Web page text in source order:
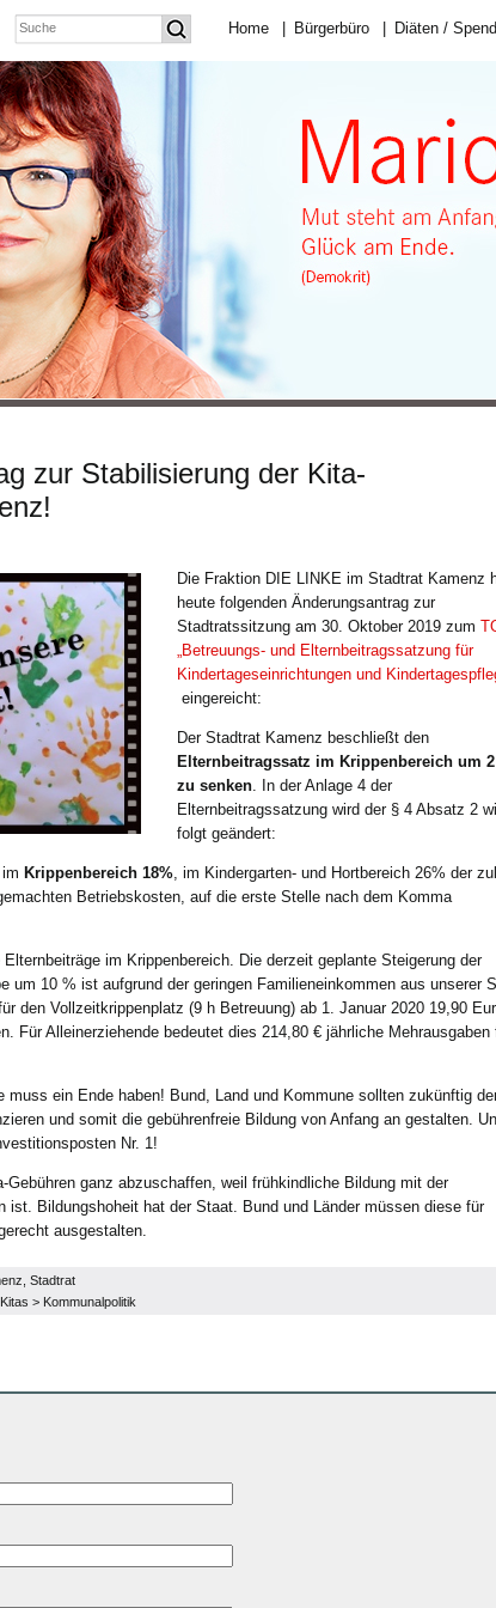
Home Bürgerbüro Diäten /
zur Stabilisierung der Kita-
Die Fraktion DIE LINKE im Stadtrat Kamenz
heute folgenden Änderungsantrag zur
Stadtratssitzung am 30. Oktober 2019 zum
„Betreuungs- und Elternbeitragssatzung für
Kindertageseinrichtungen und
eingereicht:
Der Stadtrat Kamenz beschließt den
Elternbeitragssatz im Krippenbereich um
zu senken. In der Anlage 4 der
Elternbeitragssatzung wird der § 4 Absatz 2
folgt geändert:
Krippenbereich 18%, im Kindergarten- und Hortbereich 26% der
Betriebskosten, auf die erste Stelle nach dem Komma
im Krippenbereich. Die derzeit geplante Steigerung der
um 10 % ist aufgrund der geringen Familieneinkommen aus unserer
den Vollzeitkrippenplatz (9 h Betreuung) ab 1. Januar 2020 19,90
Für Alleinerziehende bedeutet dies 214,80 € jährliche Mehrausgaben
muss ein Ende haben! Bund, Land und Kommune sollten zukünftig
und somit die gebührenfreie Bildung von Anfang an gestalten.
Nr. 1!
ganz abzuschaffen, weil frühkindliche Bildung mit der
ist. Bildungshoheit hat der Staat. Bund und Länder müssen diese für
ausgestalten.
Stadtrat
Kitas > Kommunalpolitik